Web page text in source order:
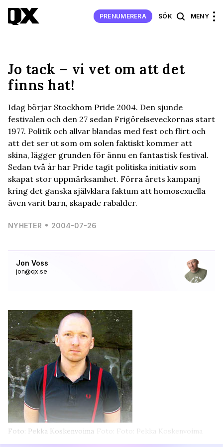
PRENUMERERA SÖK MENY
Jon Voss
jon@qx.se
Jo tack – vi vet om att det
finns hat!
Idag börjar Stockhom Pride 2004. Den sjunde
festivalen och den 27 sedan Frigörelseveckornas start
1977. Politik och allvar blandas med fest och flirt och
att det ser ut som om solen faktiskt kommer att
skina, lägger grunden för ännu en fantastisk festival.
Sedan två år har Pride tagit politiska initiativ som
skapat stor uppmärksamhet. Förra årets kampanj
kring det ganska självklara faktum att homosexuella
även varit barn, skapade rabalder.
NYHETER 2004-07-26
Foto: Pekka Koskenvoima Foto: Foto: Pekka Koskenvoima